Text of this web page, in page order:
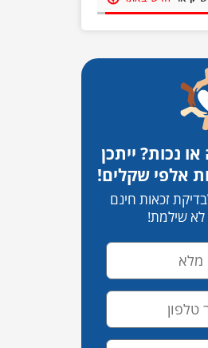
נכות? ייתכן
אלפי שקלים!
זכאות חינם
לא שילמת!